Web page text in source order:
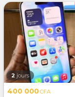
2 jours
400 000CFA